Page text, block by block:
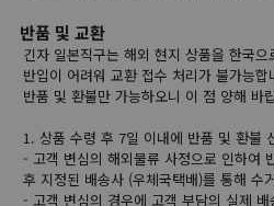
반품 및 교환
긴자 일본직구는 해외 현지 상품을 한국
반입이 어려워 교환 접수 처리가 불가능합
반품 및 환불만 가능하오니 이 점 양해 바
1. 상품 수령 후 7일 이내에 반품 및 환불
- 고객 변심의 해외물류 사정으로 인하여
후 지정된 배송사 (우체국택배)를 통해 수
- 고객 변심의 경우에 고객 부담의 실제